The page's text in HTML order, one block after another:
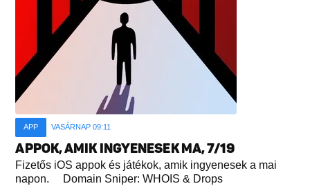
APP VASÁRNAP 09:11
APPOK, AMIK INGYENESEK MA, 7/19
Fizetős iOS appok és játékok, amik ingyenesek a mai
napon. Domain Sniper: WHOIS & Drops